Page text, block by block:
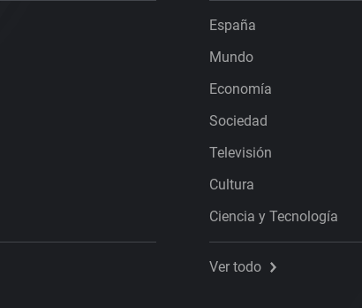
España
Mundo
Economía
Sociedad
Televisión
Cultura
Ciencia y Tecnología
Ver todo